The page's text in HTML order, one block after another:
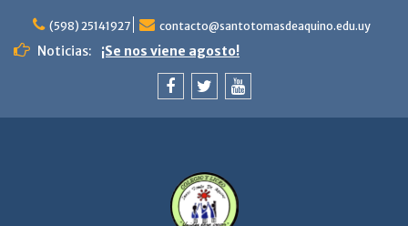
contenido
(598) 25141927 contacto@santotomasdeaquino.edu.uy
Noticias:
¡Se nos viene agosto!
Celebración del Bautismo. Niños de 4to y 5to
de primaria. Familia y comunidad en camino